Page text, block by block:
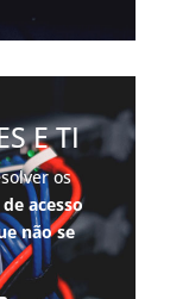
E TI
os
acesso
não se